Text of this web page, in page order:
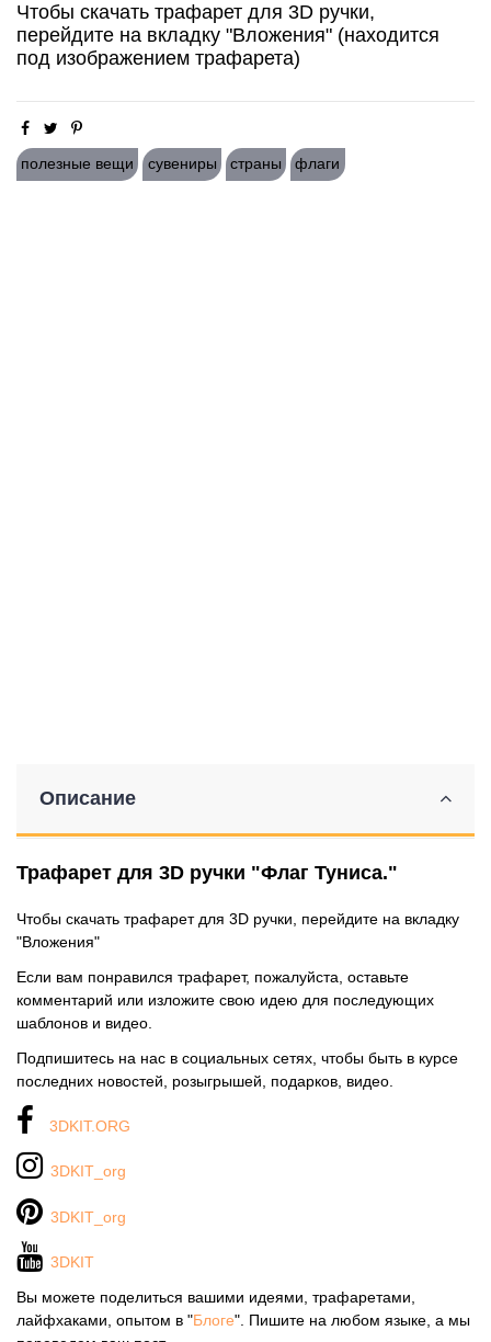
Чтобы скачать трафарет для 3D ручки,
перейдите на вкладку "Вложения" (находится
под изображением трафарета)
полезные вещи сувениры страны флаги
Описание
Трафарет для 3D ручки "Флаг Туниса."
Чтобы скачать трафарет для 3D ручки, перейдите на вкладку
"Вложения"
Если вам понравился трафарет, пожалуйста, оставьте
комментарий или изложите свою идею для последующих
шаблонов и видео.
Подпишитесь на нас в социальных сетях, чтобы быть в курсе
последних новостей, розыгрышей, подарков, видео.
3DKIT.ORG
3DKIT_org
3DKIT_org
3DKIT
Вы можете поделиться вашими идеями, трафаретами,
лайфхаками, опытом в "Блоге". Пишите на любом языке, а мы